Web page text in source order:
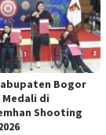
Bogor
di
Shooting